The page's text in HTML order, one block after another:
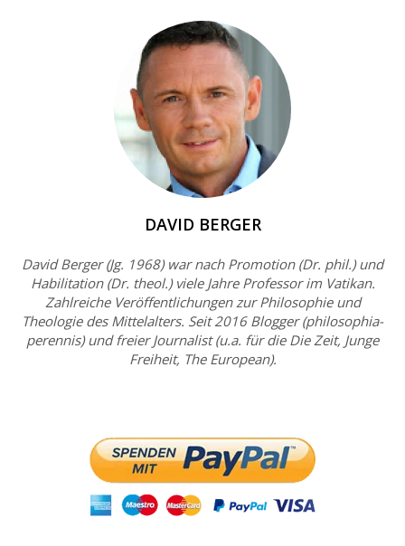
DAVID BERGER
David Berger (Jg. 1968) war nach Promotion (Dr. phil.) und
Habilitation (Dr. theol.) viele Jahre Professor im Vatikan.
Zahlreiche Veröffentlichungen zur Philosophie und
Theologie des Mittelalters. Seit 2016 Blogger (philosophia-
perennis) und freier Journalist (u.a. für die Die Zeit, Junge
Freiheit, The European).